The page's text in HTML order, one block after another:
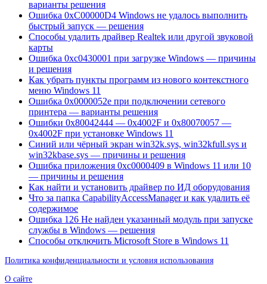
варианты решения
Ошибка 0xC00000D4 Windows не удалось выполнить
быстрый запуск — решения
Способы удалить драйвер Realtek или другой звуковой
карты
Ошибка 0xc0430001 при загрузке Windows — причины
и решения
Как убрать пункты программ из нового контекстного
меню Windows 11
Ошибка 0x0000052e при подключении сетевого
принтера — варианты решения
Ошибки 0x80042444 — 0x4002F и 0x80070057 —
0x4002F при установке Windows 11
Синий или чёрный экран win32k.sys, win32kfull.sys и
win32kbase.sys — причины и решения
Ошибка приложения 0xc0000409 в Windows 11 или 10
— причины и решения
Как найти и установить драйвер по ИД оборудования
Что за папка CapabilityAccessManager и как удалить её
содержимое
Ошибка 126 Не найден указанный модуль при запуске
службы в Windows — решения
Способы отключить Microsoft Store в Windows 11
Политика конфиденциальности и условия использования
О сайте